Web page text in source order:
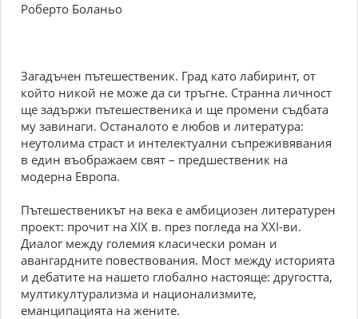
Роберто Боланьо
Загадъчен пътешественик. Град като лабиринт, от
който никой не може да си тръгне. Странна личност
ще задържи пътешественика и ще промени съдбата
му завинаги. Останалото е любов и литература:
неутолима страст и интелектуални съпреживявания
в един въображаем свят – предшественик на
модерна Европа.
Пътешественикът на века е амбициозен литературен
проект: прочит на ХІХ в. през погледа на ХХІ-ви.
Диалог между големия класически роман и
авангардните повествования. Мост между историята
и дебатите на нашето глобално настояще: другостта,
мултикултурализма и национализмите,
еманципацията на жените.